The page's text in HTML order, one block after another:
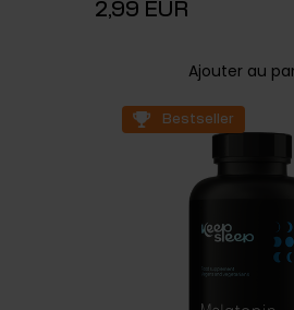
2,99 EUR
Ajouter au
Bestseller